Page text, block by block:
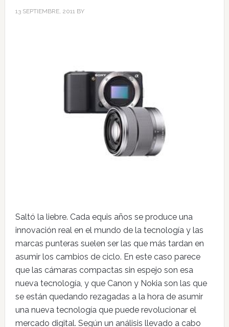
13 SEPTIEMBRE, 2011BY
Saltó la liebre. Cada equis años se produce una
innovación real en el mundo de la tecnología y las
marcas punteras suelen ser las que más tardan en
asumir los cambios de ciclo. En este caso parece
que las cámaras compactas sin espejo son esa
nueva tecnología, y que Canon y Nokia son las que
se están quedando rezagadas a la hora de asumir
una nueva tecnología que puede revolucionar el
mercado digital. Según un análisis llevado a cabo